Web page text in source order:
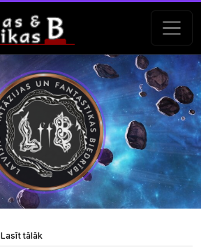
Lasīt tālāk